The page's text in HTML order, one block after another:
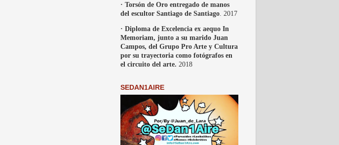
· Torsón de Oro entregado de manos
del escultor Santiago de Santiago . 2017
· Diploma de Excelencia ex aequo In
Memoriam, junto a su marido Juan
Campos, del Grupo Pro Arte y Cultura
por su trayectoria como fotógrafos en
el circuito del arte. 2018
SEDAN1AIRE